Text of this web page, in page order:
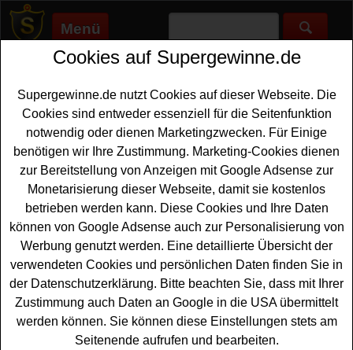
Menü
Supergewinne.de>Gewinnspiele>Moebel
Möbel Gewinnspiele - kostenlos tolle
Möbel gewinnen
Aktuelle Möbel Gewinnspiele bei Supergewinne.de ✅ Jetzt
kostenlos mitmachen und mit etwas Glück tolle neue Möbel
gewinnen. ✅ Viel Glück!
Cookies auf Supergewinne.de
Supergewinne.de nutzt Cookies auf dieser Webseite. Die
Cookies sind entweder essenziell für die Seitenfunktion
notwendig oder dienen Marketingzwecken. Für Einige
benötigen wir Ihre Zustimmung. Marketing-Cookies dienen
zur Bereitstellung von Anzeigen mit Google Adsense zur
Monetarisierung dieser Webseite, damit sie kostenlos
betrieben werden kann. Diese Cookies und Ihre Daten
können von Google Adsense auch zur Personalisierung von
Werbung genutzt werden. Eine detaillierte Übersicht der
verwendeten Cookies und persönlichen Daten finden Sie in
der Datenschutzerklärung. Bitte beachten Sie, dass mit Ihrer
Zustimmung auch Daten an Google in die USA übermittelt
werden können. Sie können diese Einstellungen stets am
Seitenende aufrufen und bearbeiten.